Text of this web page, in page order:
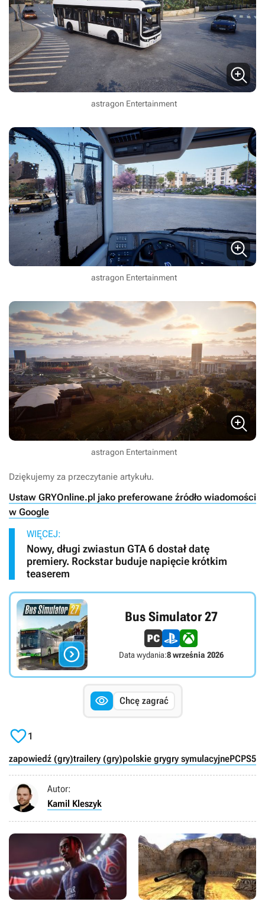
astragon Entertainment
astragon Entertainment
astragon Entertainment
Dziękujemy za przeczytanie artykułu.
Ustaw GRYOnline.pl jako preferowane źródło wiadomości
w Google
WIĘCEJ:
Nowy, długi zwiastun GTA 6 dostał datę
premiery. Rockstar buduje napięcie krótkim
teaserem

Bus Simulator 27
Data wydania:8 września 2026
 Chcę zagrać
1
zapowiedź (gry)trailery (gry)polskie grygry symulacyjnePCPS5
Autor:
Kamil Kleszyk